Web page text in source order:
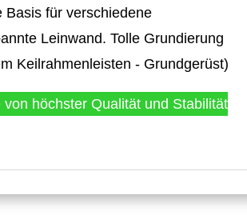
Basis für verschiedene
Leinwand. Tolle Grundierung
Keilrahmenleisten - Grundgerüst)
höchster Qualität und Stabilität